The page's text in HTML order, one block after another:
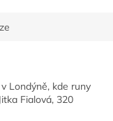
Londýně, kde runy
Fialová, 320